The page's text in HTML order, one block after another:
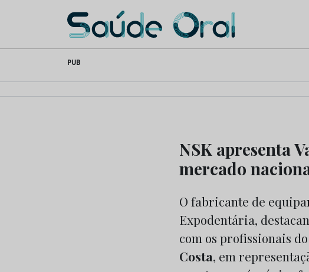
content
Saúde Oral
PUB
NSK apresenta
mercado
O fabricante de
Expodentária,
com os profissionais
Costa, em